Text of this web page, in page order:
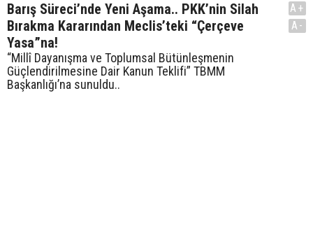
Barış Süreci’nde Yeni Aşama.. PKK’nin Silah
Bırakma Kararından Meclis’teki “Çerçeve
Yasa”na!
“Millî Dayanışma ve Toplumsal Bütünleşmenin
Güçlendirilmesine Dair Kanun Teklifi” TBMM
Başkanlığı’na sunuldu..
A+
A-